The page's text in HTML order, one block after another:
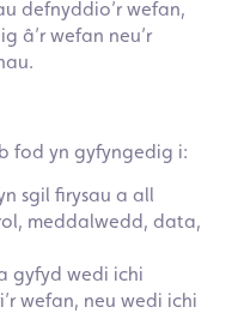
defnyddio’r wefan,
â’r wefan neu’r
fod yn gyfyngedig i:
sgil firysau a all
meddalwedd, data,
gyfyd wedi ichi
wefan, neu wedi ichi